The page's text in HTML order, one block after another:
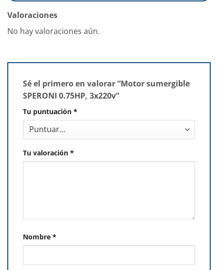
Valoraciones
No hay valoraciones aún.
Sé el primero en valorar “Motor sumergible
SPERONI 0.75HP, 3x220v”
Tu puntuación *
Tu valoración *
Nombre *